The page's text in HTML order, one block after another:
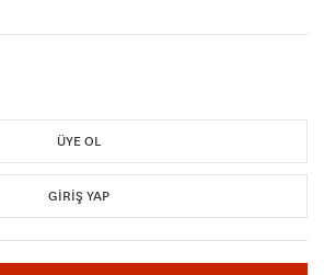
ÜYE OL
GIRIŞ YAP